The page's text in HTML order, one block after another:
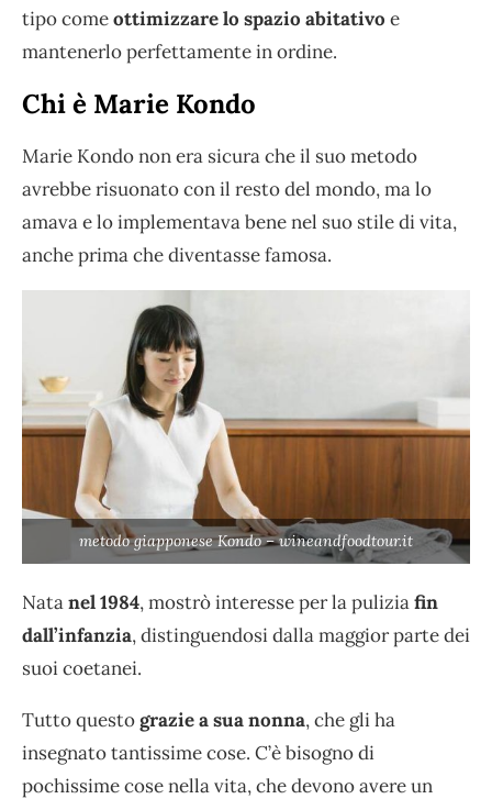
tipo comeottimizzare lo spazio abitativo e
mantenerlo perfettamente in ordine.
Chi è Marie Kondo
Marie Kondo non era sicura che il suo metodo
avrebbe risuonato con il resto del mondo, ma lo
amava e lo implementava bene nel suo stile di vita,
anche prima che diventasse famosa.
metodo giapponese Kondo – wineandfoodtour.it
Natanel 1984, mostrò interesse per la puliziafin
dall’infanzia, distinguendosi dalla maggior parte dei
suoi coetanei.
Tutto questograzie a sua nonna, che gli ha
insegnato tantissime cose. C’è bisogno di
pochissime cose nella vita, che devono avere un